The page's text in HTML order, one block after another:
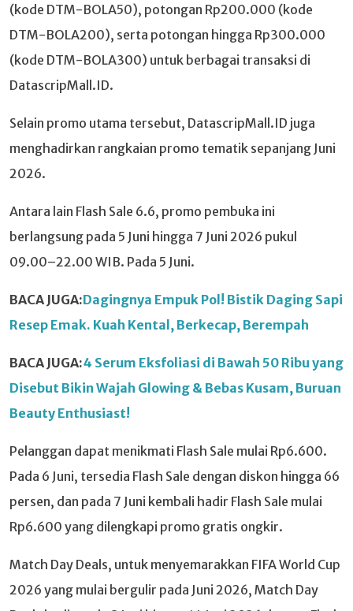
(kode DTM-BOLA50), potongan Rp200.000 (kode
DTM-BOLA200), serta potongan hingga Rp300.000
(kode DTM-BOLA300) untuk berbagai transaksi di
DatascripMall.ID.
Selain promo utama tersebut, DatascripMall.ID juga
menghadirkan rangkaian promo tematik sepanjang Juni
2026.
Antara lain Flash Sale 6.6, promo pembuka ini
berlangsung pada 5 Juni hingga 7 Juni 2026 pukul
09.00–22.00 WIB. Pada 5 Juni.
BACA JUGA:Dagingnya Empuk Pol! Bistik Daging Sapi
Resep Emak. Kuah Kental, Berkecap, Berempah
BACA JUGA:4 Serum Eksfoliasi di Bawah 50 Ribu yang
Disebut Bikin Wajah Glowing & Bebas Kusam, Buruan
Beauty Enthusiast!
Pelanggan dapat menikmati Flash Sale mulai Rp6.600.
Pada 6 Juni, tersedia Flash Sale dengan diskon hingga 66
persen, dan pada 7 Juni kembali hadir Flash Sale mulai
Rp6.600 yang dilengkapi promo gratis ongkir.
Match Day Deals, untuk menyemarakkan FIFA World Cup
2026 yang mulai bergulir pada Juni 2026, Match Day